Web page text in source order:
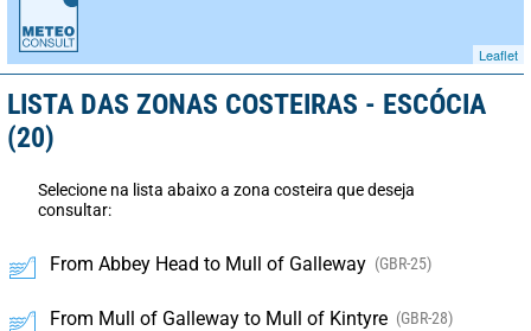
Leaflet
LISTA DAS ZONAS COSTEIRAS - ESCÓCIA
(20)
Selecione na lista abaixo a zona costeira que deseja
consultar:
From Abbey Head to Mull of Galleway (GBR-25)
From Mull of Galleway to Mull of Kintyre (GBR-28)